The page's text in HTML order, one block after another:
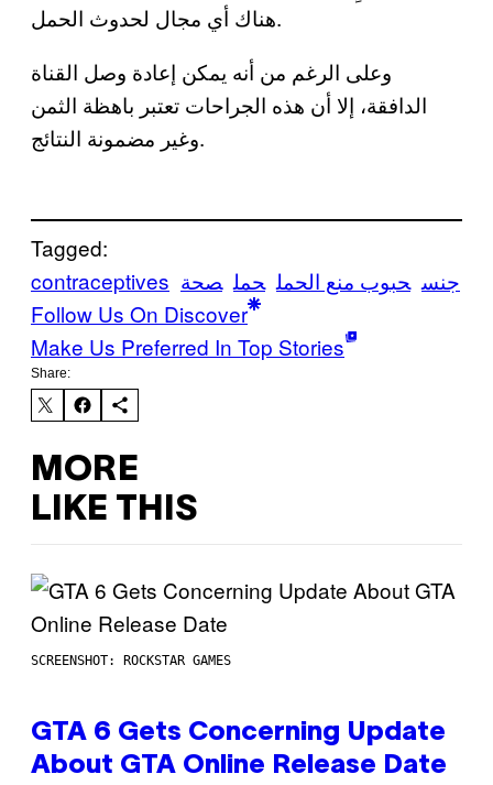
هناك أي مجال لحدوث الحمل.
وعلى الرغم من أنه يمكن إعادة وصل القناة
الدافقة، إلا أن هذه الجراحات تعتبر باهظة الثمن
وغير مضمونة النتائج.
Tagged:
contraceptives
جنس حبوب منع الحمل حمل صحة
Follow Us On Discover
Make Us Preferred In Top Stories
Share:
MORE
LIKE THIS
SCREENSHOT: ROCKSTAR GAMES
GTA 6 Gets Concerning Update
About GTA Online Release Date